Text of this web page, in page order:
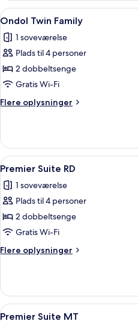
Indlæs
alle
billeder
af
Ondol
Twin
Family
1
Ondol Twin Family
1 soveværelse
Plads til 4 personer
2 dobbeltsenge
Gratis Wi-Fi
Flere oplysninger
Flere
Twin
Family
Indlæs
alle
billeder
af
Premier
Suite
RD
4
Premier Suite RD
1 soveværelse
Plads til 4 personer
2 dobbeltsenge
Gratis Wi-Fi
Flere oplysninger
Flere
Suite
RD
Indlæs
3
Premier Suite MT